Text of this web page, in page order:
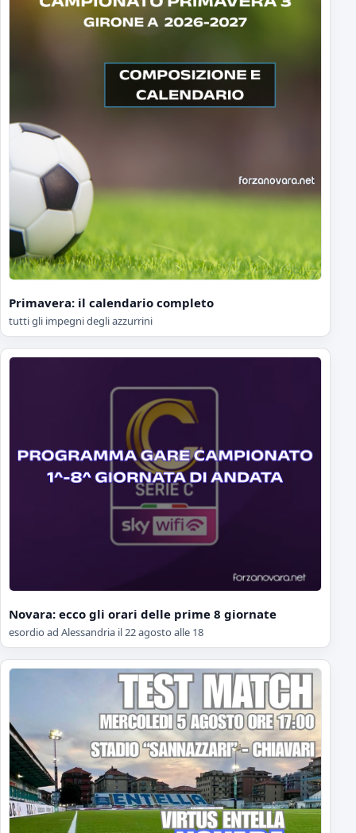
Primavera: il calendario completo
tutti gli impegni degli azzurrini
Novara: ecco gli orari delle prime 8 giornate
esordio ad Alessandria il 22 agosto alle 18